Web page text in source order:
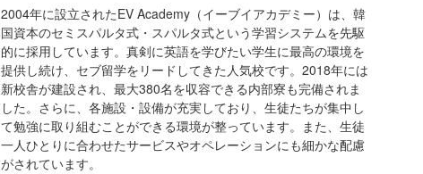
2004年に設立されたEV Academy（イーブイアカデミー）は、韓
国資本のセミスパルタ式・スパルタ式という学習システムを先駆
的に採用しています。真剣に英語を学びたい学生に最高の環境を
提供し続け、セブ留学をリードしてきた人気校です。2018年には
新校舎が建設され、最大380名を収容できる内部寮も完備されま
した。さらに、各施設・設備が充実しており、生徒たちが集中し
て勉強に取り組むことができる環境が整っています。また、生徒
一人ひとりに合わせたサービスやオペレーションにも細かな配慮
がされています。